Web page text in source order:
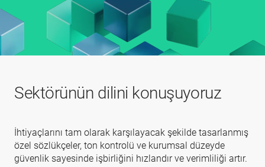
Sektörünün dilini konuşuyoruz
İhtiyaçlarını tam olarak karşılayacak şekilde tasarlanmış
özel sözlükçeler, ton kontrolü ve kurumsal düzeyde
güvenlik sayesinde işbirliğini hızlandır ve verimliliği artır.